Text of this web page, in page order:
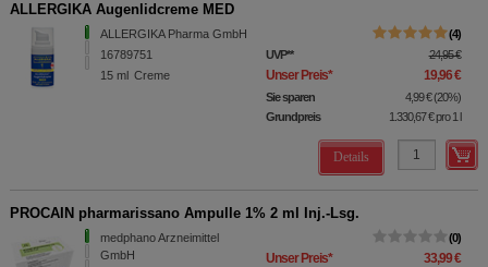
ALLERGIKA Augenlidcreme MED
ALLERGIKA Pharma GmbH
16789751
15 ml Creme
4
UVP** 24,95 €
Unser Preis* 19,96 €
Sie sparen 4,99 € (20%)
Grundpreis
1.330,67 €pro 1 l
Details
PROCAIN pharmarissano Ampulle 1% 2 ml Inj.-Lsg.
medphano Arzneimittel
GmbH
0
Unser Preis* 33,99 €